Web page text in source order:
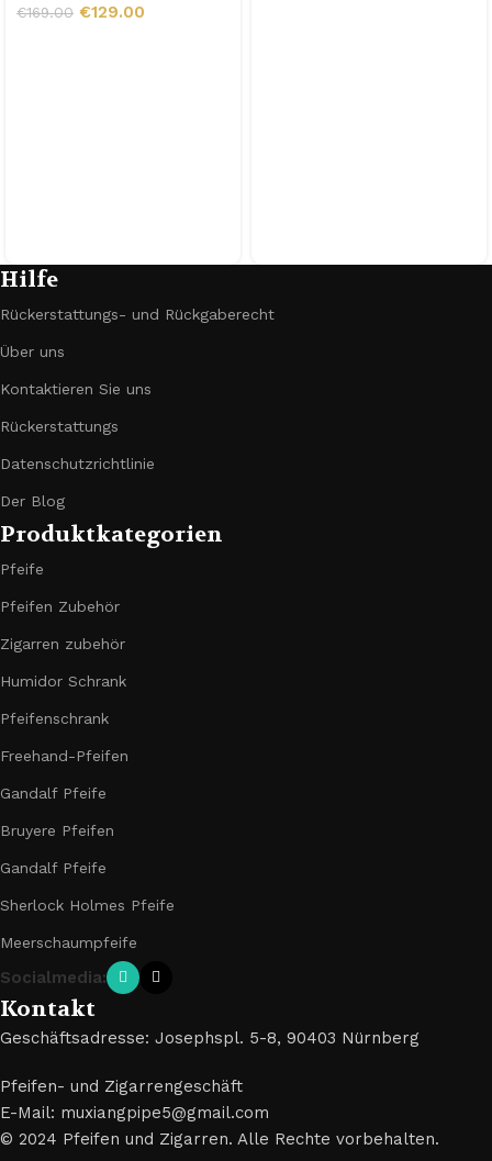
€169.00 €129.00
Hilfe
Rückerstattungs- und Rückgaberecht
Über uns
Kontaktieren Sie uns
Rückerstattungs
Datenschutzrichtlinie
Der Blog
Produktkategorien
Pfeife
Pfeifen Zubehör
Zigarren zubehör
Humidor Schrank
Pfeifenschrank
Freehand-Pfeifen
Gandalf Pfeife
Bruyere Pfeifen
Gandalf Pfeife
Sherlock Holmes Pfeife
Meerschaumpfeife
Socialmedia:
Kontakt
Geschäftsadresse: Josephspl. 5-8, 90403 Nürnberg
Pfeifen- und Zigarrengeschäft
E-Mail: muxiangpipe5@gmail.com
© 2024 Pfeifen und Zigarren. Alle Rechte vorbehalten.